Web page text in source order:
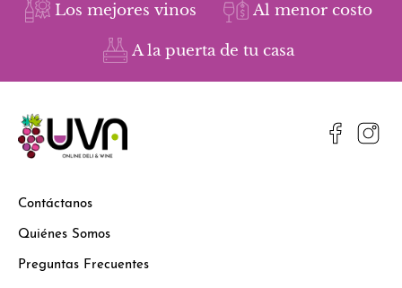
Los mejores vinos Al menor costo
A la puerta de tu casa
Contáctanos
Quiénes Somos
Preguntas Frecuentes